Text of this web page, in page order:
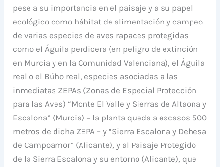
pese a su importancia en el paisaje y a su papel
ecológico como hábitat de alimentación y campeo
de varias especies de aves rapaces protegidas
como el Águila perdicera (en peligro de extinción
en Murcia y en la Comunidad Valenciana), el Águila
real o el Búho real, especies asociadas a las
inmediatas ZEPAs (Zonas de Especial Protección
para las Aves) “Monte El Valle y Sierras de Altaona y
Escalona” (Murcia) – la planta queda a escasos 500
metros de dicha ZEPA – y “Sierra Escalona y Dehesa
de Campoamor” (Alicante), y al Paisaje Protegido
de la Sierra Escalona y su entorno (Alicante), que